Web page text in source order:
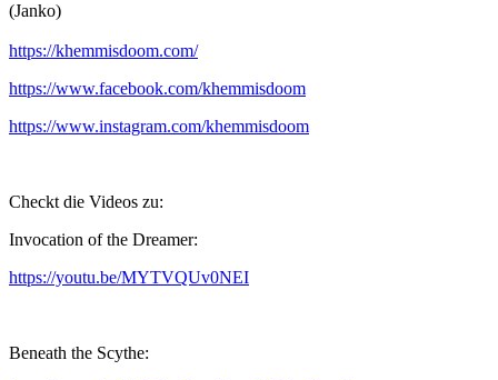
(Janko)
https://khemmisdoom.com/
https://www.facebook.com/khemmisdoom
https://www.instagram.com/khemmisdoom
Checkt die Videos zu:
Invocation of the Dreamer:
https://youtu.be/MYTVQUv0NEI
Beneath the Scythe: